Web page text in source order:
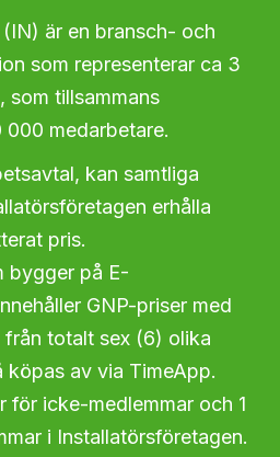
är en bransch- och
som representerar ca 3
som tillsammans
medarbetare.
kan samtliga
erhålla
pris.
bygger på E-
GNP-priser med
totalt sex (6) olika
köpas av via TimeApp.
för icke-medlemmar och 1
i Installatörsföretagen.